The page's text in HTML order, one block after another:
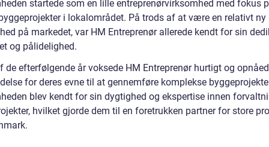
startede som en lille entreprenørvirksomhed med fokus
i lokalområdet. På trods af at være en relativt ny
på markedet, var HM Entreprenør allerede kendt for sin
og pålidelighed.
de efterfølgende år voksede HM Entreprenør hurtigt og
for deres evne til at gennemføre komplekse
blev kendt for sin dygtighed og ekspertise innen
hvilket gjorde dem til en foretrukken partner for store